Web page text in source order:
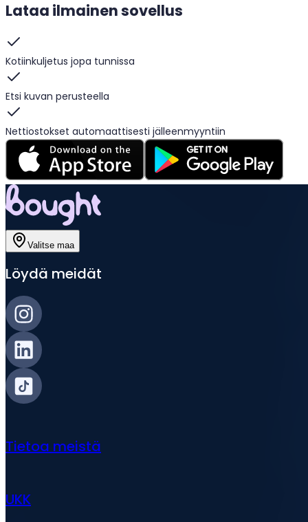
Lataa ilmainen sovellus
Kotiinkuljetus jopa tunnissa
Etsi kuvan perusteella
Nettiostokset automaattisesti jälleenmyyntiin
Valitse maa
Löydä meidät
Tietoa meistä
UKK